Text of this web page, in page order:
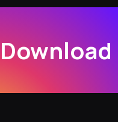
Download